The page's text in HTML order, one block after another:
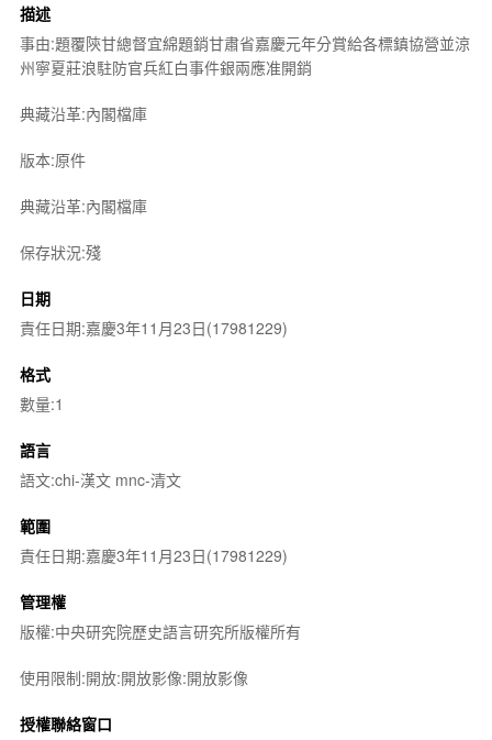
描述
事由:題覆陝甘總督宜綿題銷甘肅省嘉慶元年分賞給各標鎮協營並涼
州寧夏莊浪駐防官兵紅白事件銀兩應准開銷
典藏沿革:內閣檔庫
版本:原件
典藏沿革:內閣檔庫
保存狀況:殘
日期
責任日期:嘉慶3年11月23日(17981229)
格式
數量:1
語言
語文:chi-漢文 mnc-清文
範圍
責任日期:嘉慶3年11月23日(17981229)
管理權
版權:中央研究院歷史語言研究所版權所有
使用限制:開放:開放影像:開放影像
授權聯絡窗口